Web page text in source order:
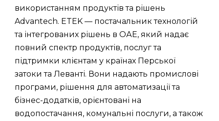
використанням продуктів та рішень
Advantech. ETEK — постачальник технологій
та інтегрованих рішень в ОАЕ, який надає
повний спектр продуктів, послуг та
підтримки клієнтам у країнах Перської
затоки та Леванті. Вони надають промислові
програми, рішення для автоматизації та
бізнес-додатків, орієнтовані на
водопостачання, комунальні послуги, а також